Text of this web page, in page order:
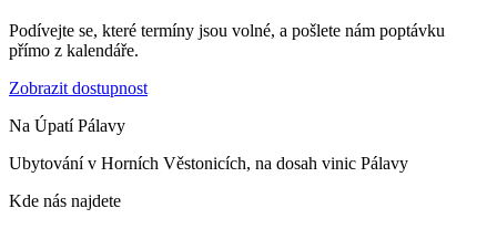
Podívejte se, které termíny jsou volné, a pošlete nám poptávku
přímo z kalendáře.
Zobrazit dostupnost
Na Úpatí Pálavy
Ubytování v Horních Věstonicích, na dosah vinic Pálavy
Kde nás najdete